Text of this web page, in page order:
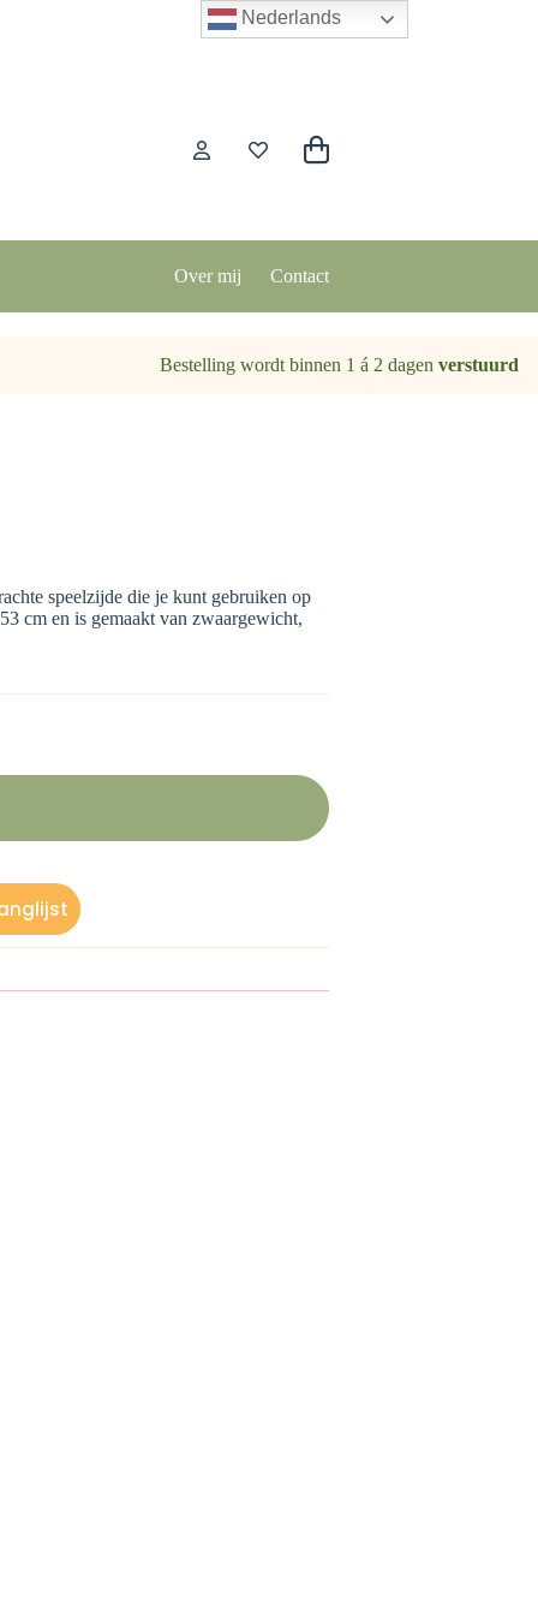
Winkelwagen
Over mij Contact
Bestelling wordt binnen 1 á 2 dagen verstuurd
speelzijde die je kunt gebruiken op
cm en is gemaakt van zwaargewicht,
Nederlands